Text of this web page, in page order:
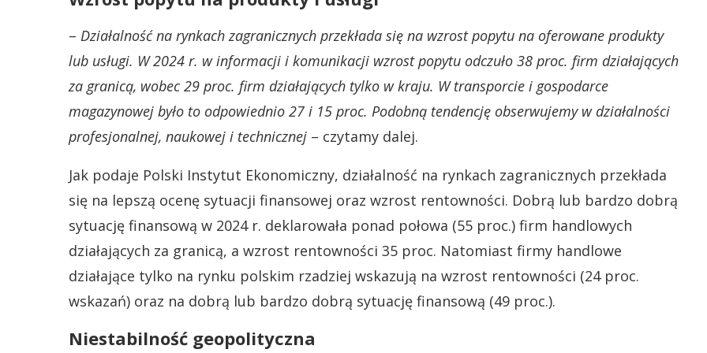
– Działalność na rynkach zagranicznych przekłada się na wzrost popytu na oferowane produkty
lub usługi. W 2024 r. w informacji i komunikacji wzrost popytu odczuło 38 proc. firm działających
za granicą, wobec 29 proc. firm działających tylko w kraju. W transporcie i gospodarce
magazynowej było to odpowiednio 27 i 15 proc. Podobną tendencję obserwujemy w działalności
profesjonalnej, naukowej i technicznej – czytamy dalej.
Jak podaje Polski Instytut Ekonomiczny, działalność na rynkach zagranicznych przekłada
się na lepszą ocenę sytuacji finansowej oraz wzrost rentowności. Dobrą lub bardzo dobrą
sytuację finansową w 2024 r. deklarowała ponad połowa (55 proc.) firm handlowych
działających za granicą, a wzrost rentowności 35 proc. Natomiast firmy handlowe
działające tylko na rynku polskim rzadziej wskazują na wzrost rentowności (24 proc.
wskazań) oraz na dobrą lub bardzo dobrą sytuację finansową (49 proc.).
Niestabilność geopolityczna